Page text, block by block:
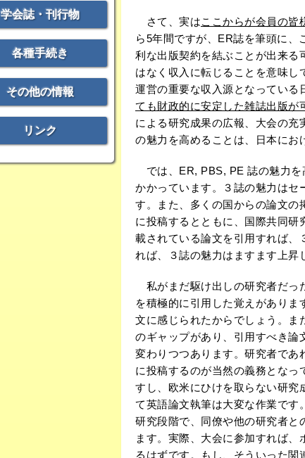
学会誌・刊行物
各種手続き
その他の情報
リンク
さて、実はここからが会員の皆
ら5年間ですが、ER誌を筆頭に
利な出版契約を結ぶことが出来る
はなく収入に転じることを意味し
運営の重要な収入源となっている
ても財政的に安定した雑誌出版が
による研究成果の広報、大会の
の魅力を高めることは、日本にお
では、ER, PBS, PE 誌の魅力を
かかっています。３誌の魅力はセ
す。また、多くの国からの論文の
に投稿するとともに、国際共同研
載されている論文を引用すれば、
れば、３誌の魅力はますます上昇
私がまだ駆け出しの研究者だっ
を積極的に引用した覚えがあり
文に感じられたからでしょう。ま
のギャップがあり、引用すべき論
変わりつつあります。研究者であ
に投稿するのが当然の義務となっ
すし、欧米にひけを取らない研究
て英語論文執筆は大変な作業です
研究段階で、同僚や他の研究者と
ます。実際、大会に参加すれば
るはずです。もし、そういった